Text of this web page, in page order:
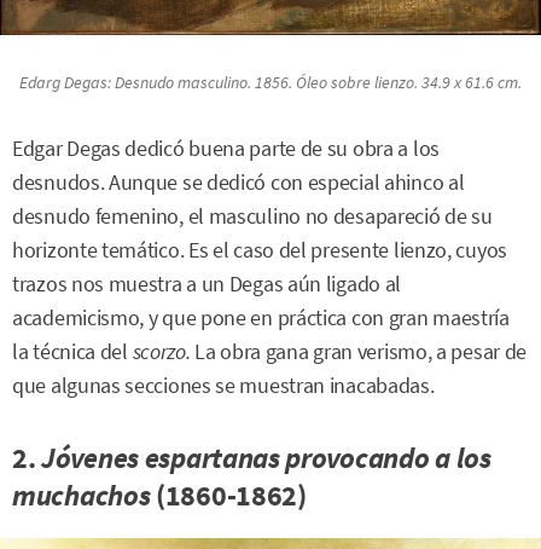
Edarg Degas:Desnudo masculino. 1856. Óleo sobre lienzo. 34.9 x 61.6 cm.
Edgar Degas dedicó buena parte de su obra a los
desnudos. Aunque se dedicó con especial ahinco al
desnudo femenino, el masculino no desapareció de su
horizonte temático. Es el caso del presente lienzo, cuyos
trazos nos muestra a un Degas aún ligado al
academicismo, y que pone en práctica con gran maestría
la técnica del scorzo. La obra gana gran verismo, a pesar de
que algunas secciones se muestran inacabadas.
2.Jóvenes espartanasprovocando a los
muchachos(1860-1862)